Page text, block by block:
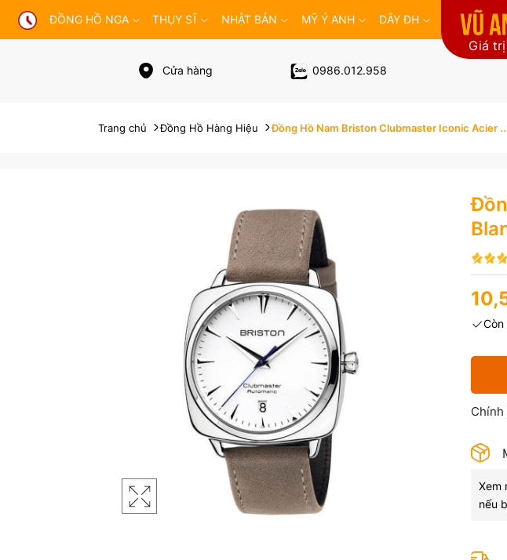
ĐỒNG HỒ NGA THỤY SĨ NHẬT BẢN MỸ Ý ANH DÂY ĐH
Giá
Cửa hàng 0986.012.958
Trang chủ Đồng Hồ Hàng Hiệu Đồng Hồ Nam Briston Clubmaster Iconic Acier
Chính
Xem
nếu